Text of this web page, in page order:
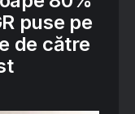
puse pe
de către